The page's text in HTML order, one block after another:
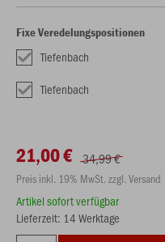
Fixe Veredelungspositionen
Tiefenbach
Tiefenbach
21,00 € 34,99 €
Preis inkl. 19% MwSt. zzgl. Versand
Artikel sofort verfügbar
Lieferzeit: 14 Werktage